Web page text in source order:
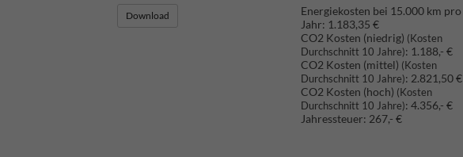
Download
Energiekosten bei 15.000 km pro
Jahr: 1.183,35 €
CO2 Kosten (niedrig) (Kosten
Durchschnitt 10 Jahre): 1.188,- €
CO2 Kosten (mittel) (Kosten
Durchschnitt 10 Jahre): 2.821,50 €
CO2 Kosten (hoch) (Kosten
Durchschnitt 10 Jahre): 4.356,- €
Jahressteuer: 267,- €